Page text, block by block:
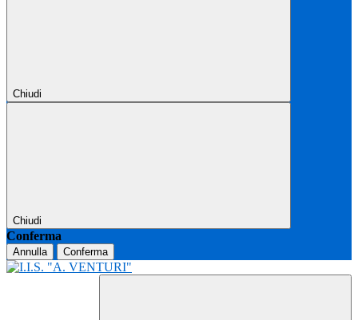
Chiudi
Chiudi
Conferma
Annulla Conferma